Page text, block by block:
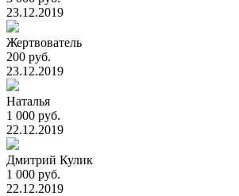
23.12.2019
Жертвователь
200 руб.
23.12.2019
Наталья
1 000 руб.
22.12.2019
Дмитрий Кулик
1 000 руб.
22.12.2019